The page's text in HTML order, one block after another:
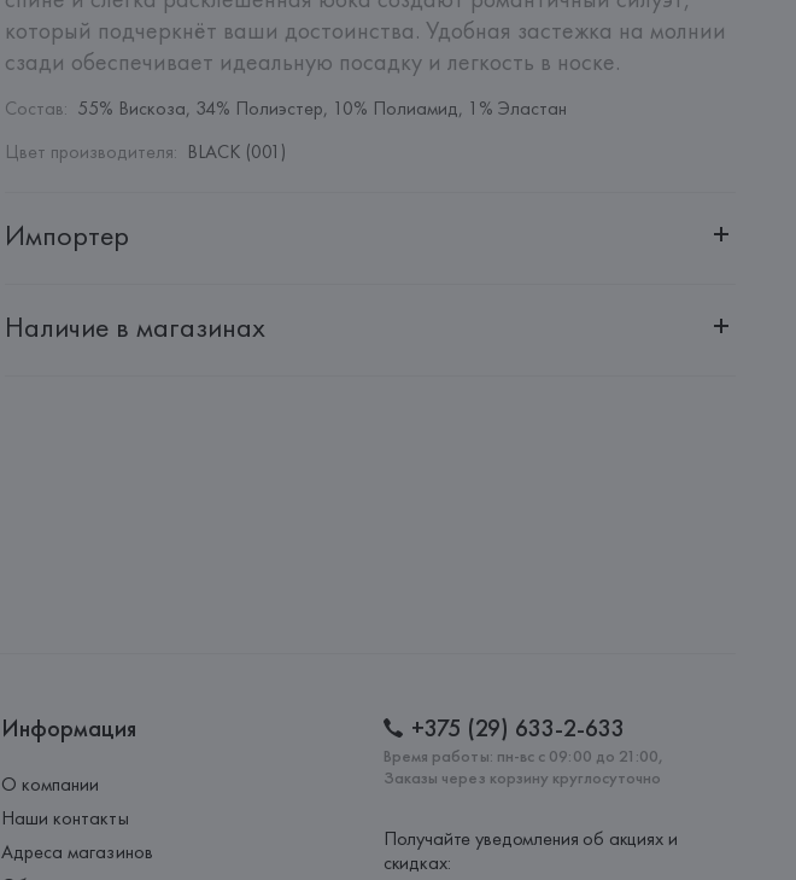
который подчеркнёт ваши достоинства. Удобная застежка на молнии
сзади обеспечивает идеальную посадку и легкость в носке.
Состав: 55% Вискоза, 34% Полиэстер, 10% Полиамид, 1% Эластан
Цвет производителя: BLACK (001)
Импортер
Адрес: Республика Беларусь, 220030, г. Минск, ул. Немига, 5, пом. 39
Наличие в магазинах
Информация
О компании
Наши контакты
Адреса магазинов
+375 (29) 633-2-633
Время работы: пн-вс с 09:00 до 21:00,
Заказы через корзину круглосуточно
Получайте уведомления об акциях и
скидках: